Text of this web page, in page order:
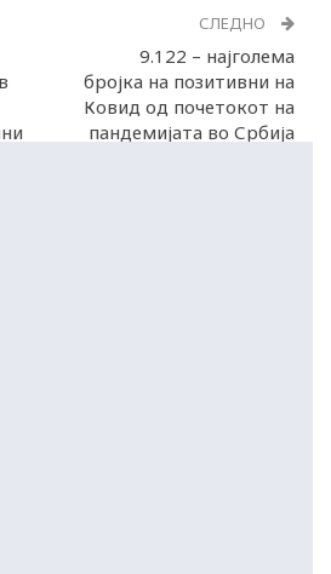
СЛЕДНО
9.122 – најголема
бројка на позитивни на
Ковид од почетокот на
пандемијата во Србија